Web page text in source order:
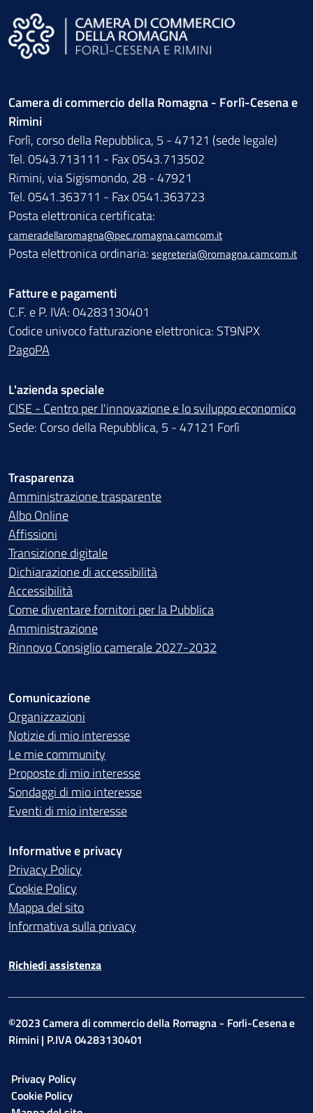
Camera di commercio della Romagna - Forlì-Cesena e
Rimini
Forlì, corso della Repubblica, 5 - 47121 (sede legale)
Tel. 0543.713111 - Fax 0543.713502
Rimini, via Sigismondo, 28 - 47921
Tel. 0541.363711 - Fax 0541.363723
Posta elettronica certificata:
cameradellaromagna@pec.romagna.camcom.it
Posta elettronica ordinaria: segreteria@romagna.camcom.it
Fatture e pagamenti
C.F. e P. IVA: 04283130401
Codice univoco fatturazione elettronica: ST9NPX
PagoPA
L'azienda speciale
CISE - Centro per l'innovazione e lo sviluppo economico
Sede: Corso della Repubblica, 5 - 47121 Forlì
Trasparenza
Amministrazione trasparente
Albo Online
Affissioni
Transizione digitale
Dichiarazione di accessibilità
Accessibilità
Come diventare fornitori per la Pubblica
Amministrazione
Rinnovo Consiglio camerale 2027-2032
Comunicazione
Organizzazioni
Notizie di mio interesse
Le mie community
Proposte di mio interesse
Sondaggi di mio interesse
Eventi di mio interesse
Informative e privacy
Privacy Policy
Cookie Policy
Mappa del sito
Informativa sulla privacy
Richiedi assistenza
©2023 Camera di commercio della Romagna - Forli-Cesena e
Rimini | P.IVA 04283130401
Privacy Policy
Cookie Policy